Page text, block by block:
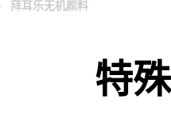
拜耳乐无机颜料
特